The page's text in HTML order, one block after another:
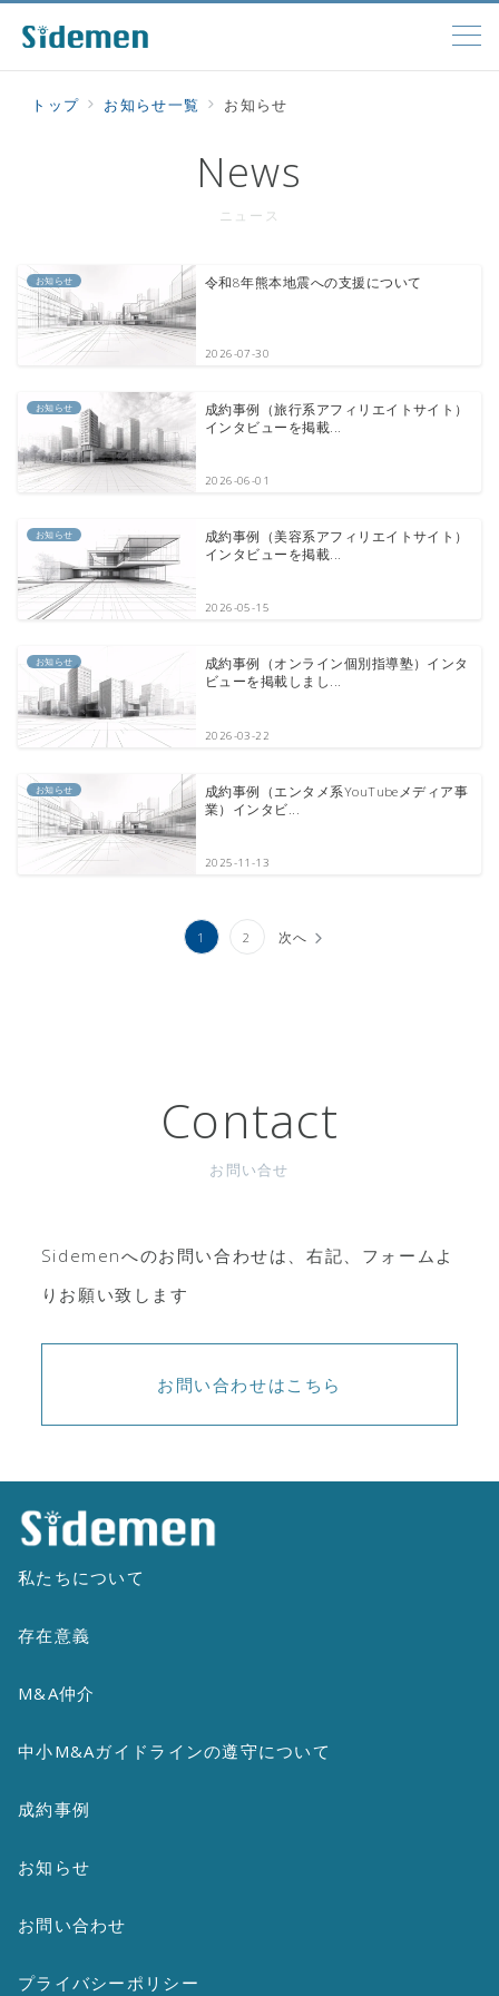
トップ お知らせ一覧 お知らせ
News
ニュース
お知らせ 令和8年熊本地震への支援について
2026-07-30
お知らせ
成約事例（旅行系アフィリエイトサイト）
インタビューを掲載...
2026-06-01
お知らせ
成約事例（美容系アフィリエイトサイト）
インタビューを掲載...
2026-05-15
お知らせ
成約事例（オンライン個別指導塾）インタ
ビューを掲載しまし...
2026-03-22
お知らせ
成約事例（エンタメ系YouTubeメディア事
業）インタビ...
2025-11-13
1 2 次へ
Contact
お問い合せ
Sidemenへのお問い合わせは、右記、フォームよ
りお願い致します
お問い合わせはこちら
私たちについて
存在意義
M&A仲介
中小M&Aガイドラインの遵守について
成約事例
お知らせ
お問い合わせ
プライバシーポリシー